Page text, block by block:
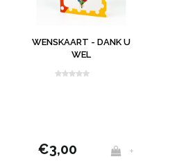
WENSKAART - DANK U
WEL
€3,00 +